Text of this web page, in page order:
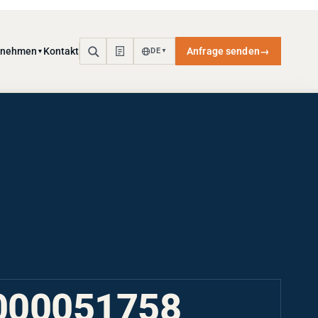
Kontakt DE